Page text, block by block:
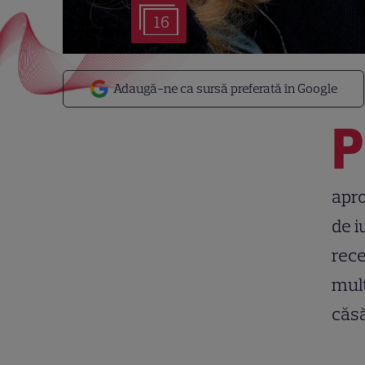
16
Adaugă-ne ca sursă preferată în Google
P
de